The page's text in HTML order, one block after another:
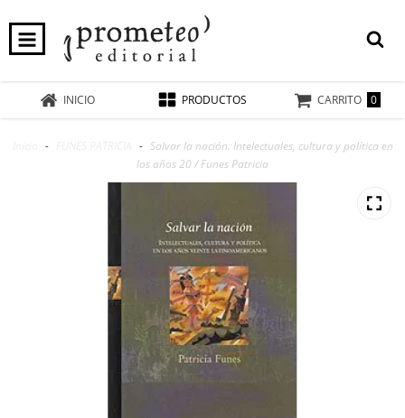
INICIO PRODUCTOS CARRITO 0
- - Salvar la nación. Intelectuales, cultura y política en
los años 20 / Funes Patricia